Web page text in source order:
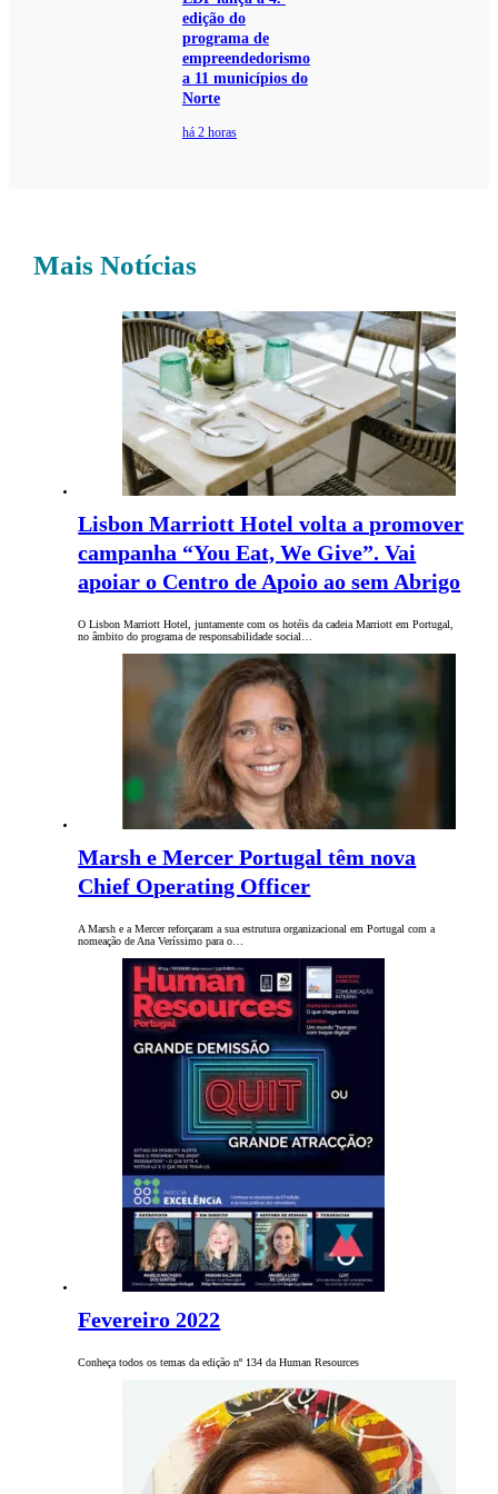
edição do
programa de
empreendedorismo
a 11 municípios do
Norte
há 2 horas
Mais Notícias
Lisbon Marriott Hotel volta a promover
campanha “You Eat, We Give”. Vai
apoiar o Centro de Apoio ao sem Abrigo
O Lisbon Marriott Hotel, juntamente com os hotéis da cadeia Marriott em Portugal,
no âmbito do programa de responsabilidade social…
Marsh e Mercer Portugal têm nova
Chief Operating Officer
A Marsh e a Mercer reforçaram a sua estrutura organizacional em Portugal com a
nomeação de Ana Veríssimo para o…
Fevereiro 2022
Conheça todos os temas da edição nº 134 da Human Resources